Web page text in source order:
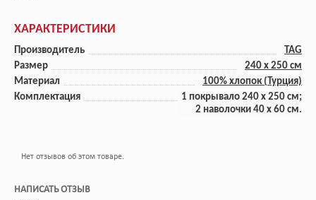
ХАРАКТЕРИСТИКИ
Производитель
TAG
Размер
240 x 250 cм
Материал
100% хлопок (Турция)
Комплектация
1 покрывало 240 x 250 см;
2 наволочки 40 х 60 см.
Нет отзывов об этом товаре.
НАПИСАТЬ ОТЗЫВ